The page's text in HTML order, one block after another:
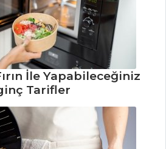
İle Yapabileceğiniz
Tarifler